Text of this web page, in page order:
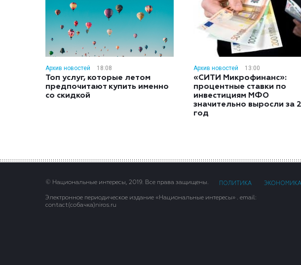
Архив новостей 18:08
Топ услуг, которые летом
предпочитают купить именно
со скидкой
Архив новостей 13:00
«СИТИ Микрофинанс»:
процентные ставки по
инвестициям МФО
значительно выросли за
год
© Национальные интересы, 2019. Все права защищены. ПОЛИТИКА ЭКОНОМИКА
Электронное периодическое издание «Национальные интересы» . email:
contact(сoбaчка)niros.ru